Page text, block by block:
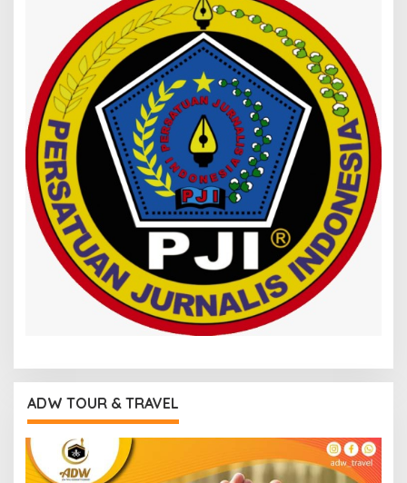
ADW TOUR & TRAVEL